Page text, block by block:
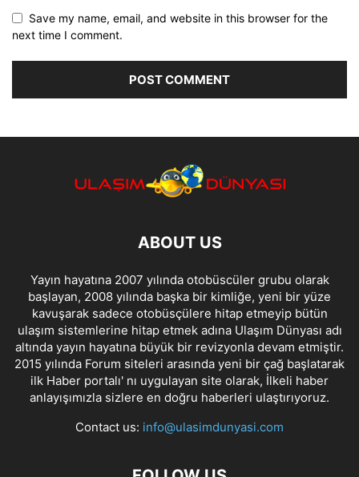
Save my name, email, and website in this browser for the
next time I comment.
ABOUT US
Yayın hayatına 2007 yılında otobüscüler grubu olarak
başlayan, 2008 yılında başka bir kimliğe, yeni bir yüze
kavuşarak sadece otobüsçülere hitap etmeyip bütün
ulaşım sistemlerine hitap etmek adına Ulaşım Dünyası adı
altında yayın hayatına büyük bir revizyonla devam etmiştir.
2015 yılında Forum siteleri arasında yeni bir çağ başlatarak
ilk Haber portalı' nı uygulayan site olarak, İlkeli haber
anlayışımızla sizlere en doğru haberleri ulaştırıyoruz.
Contact us: info@ulasimdunyasi.com